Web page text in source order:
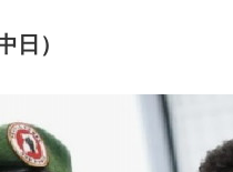
）